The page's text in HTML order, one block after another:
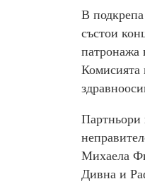
В
състои
патронажа
Комисията
Партньори
Михаела
Дивна и